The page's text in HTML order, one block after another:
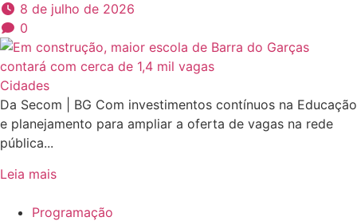
8 de julho de 2026
0
Cidades
Da Secom | BG Com investimentos contínuos na Educação
e planejamento para ampliar a oferta de vagas na rede
pública...
Leia mais
Programação